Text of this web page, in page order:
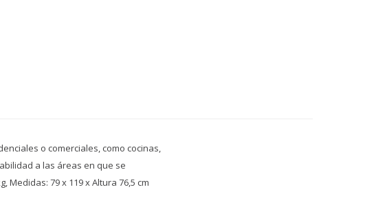
o comerciales, como cocinas,
a las áreas en que se
79 x 119 x Altura 76,5 cm